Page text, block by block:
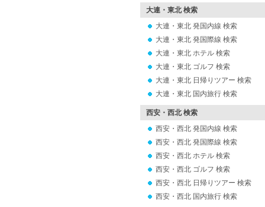
大連・東北 検索
大連・東北 発国内線 検索
大連・東北 発国際線 検索
大連・東北 ホテル 検索
大連・東北 ゴルフ 検索
大連・東北 日帰りツアー 検索
大連・東北 国内旅行 検索
西安・西北 検索
西安・西北 発国内線 検索
西安・西北 発国際線 検索
西安・西北 ホテル 検索
西安・西北 ゴルフ 検索
西安・西北 日帰りツアー 検索
西安・西北 国内旅行 検索